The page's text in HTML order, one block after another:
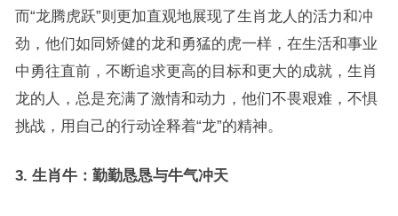
而“龙腾虎跃”则更加直观地展现了生肖龙人的活力和冲
劲，他们如同矫健的龙和勇猛的虎一样，在生活和事业
中勇往直前，不断追求更高的目标和更大的成就，生肖
龙的人，总是充满了激情和动力，他们不畏艰难，不惧
挑战，用自己的行动诠释着“龙”的精神。
3. 生肖牛：勤勤恳恳与牛气冲天